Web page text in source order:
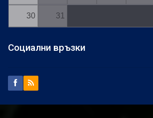
30 31
Социални връзки